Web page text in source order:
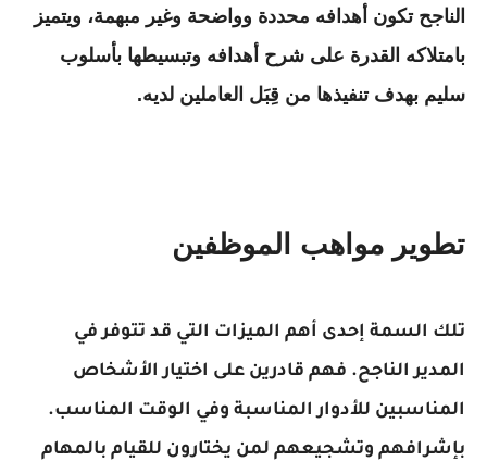
الناجح تكون أهدافه محددة وواضحة وغير مبهمة، ويتميز
بامتلاكه القدرة على شرح أهدافه وتبسيطها بأسلوب
سليم بهدف تنفيذها من قِبَل العاملين لديه.
تطوير مواهب الموظفين
تلك السمة إحدى أهم الميزات التي قد تتوفر في
المدير الناجح. فهم قادرين على اختيار الأشخاص
المناسبين للأدوار المناسبة وفي الوقت المناسب.
بإشرافهم وتشجيعهم لمن يختارون للقيام بالمهام